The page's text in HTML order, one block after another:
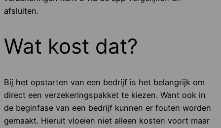
afsluiten.
Wat kost dat?
Bij het opstarten van een bedrijf is het belangrijk om
direct een verzekeringspakket te kiezen. Want ook in
de beginfase van een bedrijf kunnen er fouten worden
gemaakt. Hieruit vloeien niet alleen kosten voort maar